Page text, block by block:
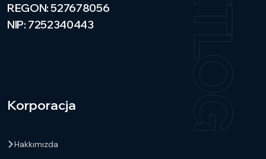
REGON: 527678056
NIP: 7252340443
Korporacja
Hakkımızda